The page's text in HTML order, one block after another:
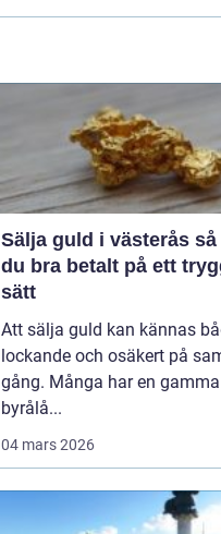
Sälja guld i västerås så får
du bra betalt på ett
sätt
Att sälja guld kan kännas
lockande och osäkert på
gång. Många har en
byrålå...
04 mars 2026